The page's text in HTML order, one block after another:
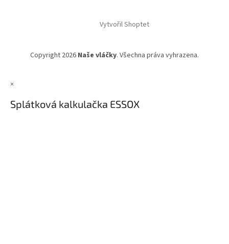
Vytvořil Shoptet
Copyright 2026 Naše vláčky. Všechna práva vyhrazena.
×
Splátková kalkulačka ESSOX